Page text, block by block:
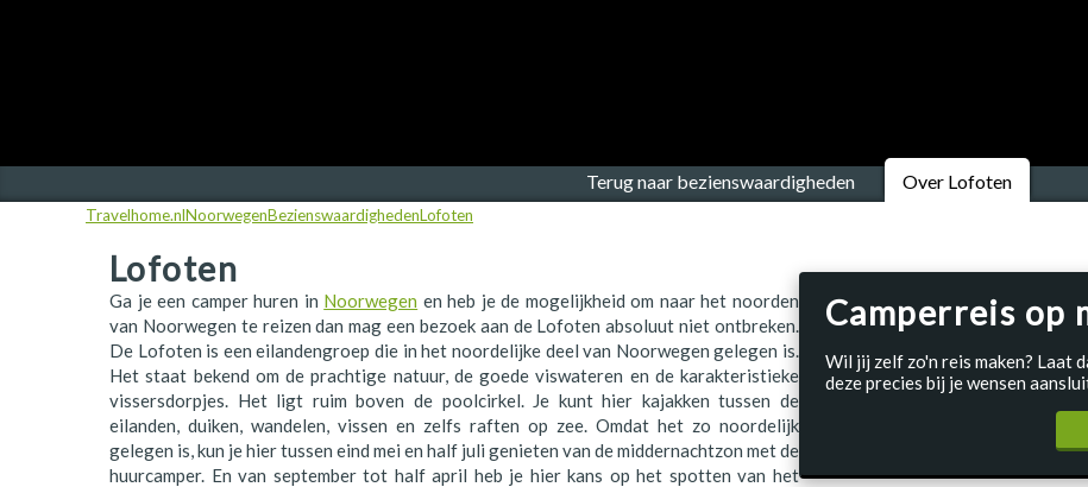
IJsland
Nederland
Nieuw-Zeeland
Terug naar bezienswaardigheden Over Lofoten
Travelhome.nlNoorwegenBezienswaardighedenLofoten
Lofoten
Ga je een camper huren in Noorwegen en heb je de mogelijkheid om naar het noorden
van Noorwegen te reizen dan mag een bezoek aan de Lofoten absoluut niet ontbreken.
De Lofoten is een eilandengroep die in het noordelijke deel van Noorwegen gelegen is.
Het staat bekend om de prachtige natuur, de goede viswateren en de karakteristieke
vissersdorpjes. Het ligt ruim boven de poolcirkel. Je kunt hier kajakken tussen de
eilanden, duiken, wandelen, vissen en zelfs raften op zee. Omdat het zo noordelijk
gelegen is, kun je hier tussen eind mei en half juli genieten van de middernachtzon met de
huurcamper. En van september tot half april heb je hier kans op het spotten van het
Camperreis op
Wil jij zelf zo'n reis maken? Laat
deze precies bij je wensen